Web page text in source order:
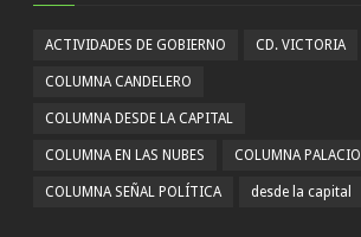
ACTIVIDADES DE GOBIERNO CD. VICTORIA
COLUMNA CANDELERO
COLUMNA DESDE LA CAPITAL
COLUMNA EN LAS NUBES COLUMNA PALACIO
COLUMNA SEÑAL POLÍTICA desde la capital